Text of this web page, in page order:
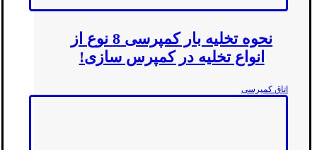
نحوه تخلیه بار کمپرسی 8 نوع از
انواع تخلیه در کمپرس سازی!
اتاق کمپرسی